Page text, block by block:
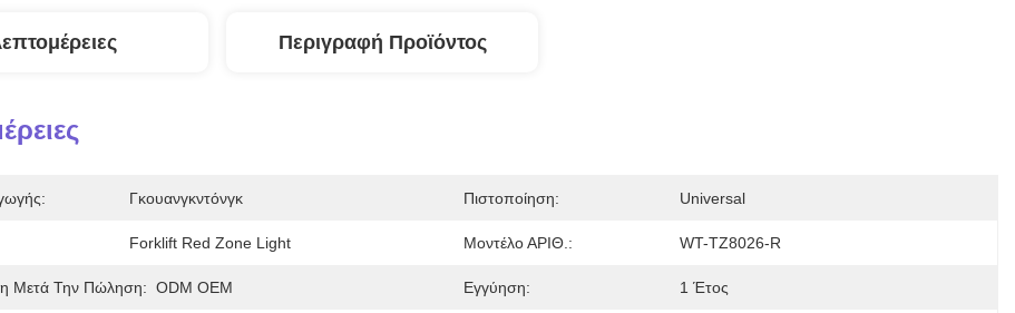
Περιγραφή Προϊόντος
Γκουανγκντόνγκ Πιστοποίηση: Universal
Forklift Red Zone Light Μοντέλο ΑΡΙΘ.: WT-TZ8026-R
Μετά Την Πώληση: ODM OEM Εγγύηση: 1 Έτος